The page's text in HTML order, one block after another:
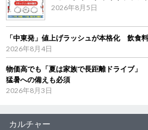
2026年8月5日
「中東発」値上げラッシュが本格化 飲食
2026年8月4日
物価高でも「夏は家族で長距離ドライブ」
猛暑への備えも必須
2026年8月3日
カルチャー